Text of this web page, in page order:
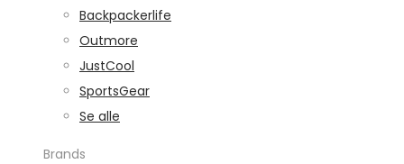
Backpackerlife
Outmore
JustCool
SportsGear
Se alle
Brands